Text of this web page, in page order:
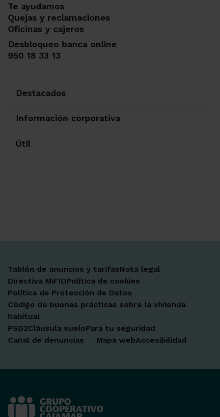
Te ayudamos
Quejas y reclamaciones
Oficinas y cajeros
Desbloqueo banca online
950 18 33 13
Destacados
Información corporativa
Útil
Tablón de anuncios y tarifasNota legal
Directiva MiFIDPolítica de cookies
Política de Protección de Datos
Código de buenas prácticas sobre la vivienda
habitual
PSD2Cláusula sueloPara tu seguridad
Canal de denuncias
Mapa webAccesibilidad